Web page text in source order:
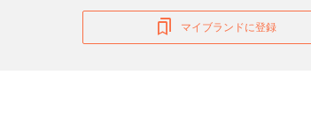
マイブランドに登録